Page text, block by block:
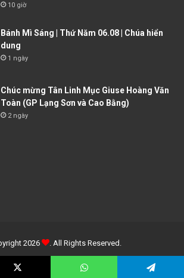
10 giờ
Bánh Mì Sáng | Thứ Năm 06.08 | Chúa hiển
dung
1 ngày
Chúc mừng Tân Linh Mục Giuse Hoàng Văn
Toàn (GP Lạng Sơn và Cao Bằng)
2 ngày
2026 . All Rights Reserved.